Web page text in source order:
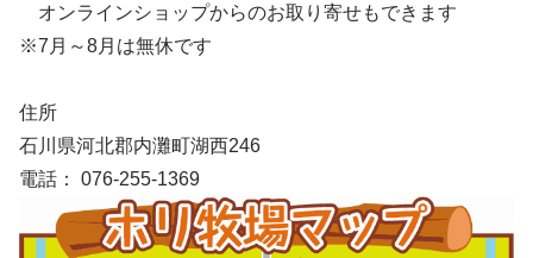
オンラインショップからのお取り寄せもできます
※7月～8月は無休です
住所
石川県河北郡内灘町湖西246
電話： 076-255-1369